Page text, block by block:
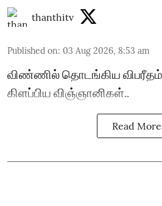
thanthitv
Published on: 03 Aug 2026, 8:53 am
விண்ணில் தொடங்கிய விபரீதம்..
கிளப்பிய விஞ்ஞானிகள்..
Read More